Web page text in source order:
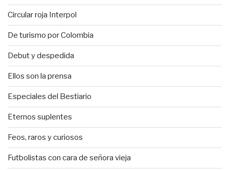
Circular roja Interpol
De turismo por Colombia
Debut y despedida
Ellos son la prensa
Especiales del Bestiario
Eternos suplentes
Feos, raros y curiosos
Futbolistas con cara de señora vieja